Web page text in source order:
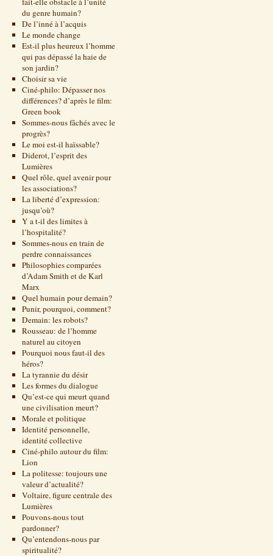
du genre humain?
De l’inné à l’acquis
Le monde change
Est-il plus heureux l’homme
qui pas dépassé la haie de
son jardin?
Choisir sa vie
Ciné-philo: Dépasser nos
différences? d’après le film:
Green book
Sommes-nous fâchés avec le
progrès?
Le moi est-il haïssable?
Diderot, l’esprit des
Lumières
Quel rôle, quel avenir pour
les associations?
La liberté d’expression:
jusqu’où?
Y a t-il des limites à
l’hospitalité?
Sommes-nous en train de
perdre connaissances
Philosophies comparées
d’Adam Smith et de Karl
Marx
Quel humain pour demain?
Punir, pourquoi, comment?
Demain: les robots?
Rousseau: de l’homme
naturel au citoyen
Pourquoi nous faut-il des
héros?
La tyrannie du désir
Les formes du dialogue
Qu’est-ce qui meurt quand
une civilisation meurt?
Morale et politique
Identité personnelle,
identité collective
Ciné-philo autour du film:
Lion
La politesse: toujours une
valeur d’actualité?
Voltaire, figure centrale des
Lumières
Pouvons-nous tout
pardonner?
Qu’entendons-nous par
spiritualité?